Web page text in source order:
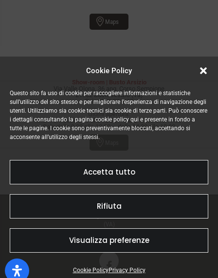
Cookie Policy
Questo sito fa uso di cookie per raccogliere informazioni e statistiche
sull’utilizzo del sito stesso e per migliorare l’esperienza di navigazione degli
utenti. Utilizziamo sia cookie tecnici sia cookie di terze parti. Può conoscere
i dettagli consultando la pagina cookie policy qui e presente in fondo a
tutte le pagine. I cookie sono preventivamente bloccati, accettando si
acconsente all’utilizzo degli stessi.
Accetta tutto
Rifiuta
Visualizza preferenze
Cookie PolicyPrivacy Policy
Maps
21052 Busto Arsizio (Va)
Tel.:0331.323997
Giorni apertura:
Mar-Ven: dalle 9.00 alle 12.00 – dalle 15.00 alle 19.00
Sab: dalle 9.00 alle 12.00 – dalle 14.30 alle 18.30
Privacy Policy |Cookie Policy